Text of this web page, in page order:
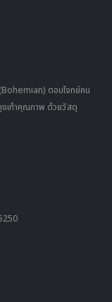
ตอบโจทย์คน
งเท้าคุณภาพ ด้วยวัสดุ